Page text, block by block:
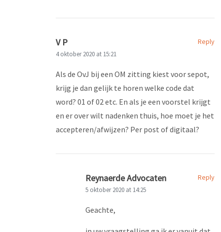
Reply
V P
4 oktober 2020 at 15:21
Als de OvJ bij een OM zitting kiest voor sepot,
krijg je dan gelijk te horen welke code dat
word? 01 of 02 etc. En als je een voorstel krijgt
en er over wilt nadenken thuis, hoe moet je het
accepteren/afwijzen? Per post of digitaal?
Reply
Reynaerde Advocaten
5 oktober 2020 at 14:25
Geachte,